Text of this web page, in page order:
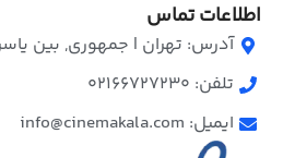
اطلاعات تماس
آدرس: تهران | جمهوری, بین یاسری
تلفن: 02166727230
ایمیل: info@cinemakala.com